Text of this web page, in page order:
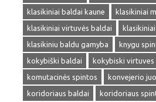
klasikiniai baldai kaune
klasikiniai
klasikiniai virtuvės baldai
klasikiniu baldu gamyba
knygu
kokybiški baldai
kokybiski virtuves
komutacinės spintos
konvejerio
koridoriaus baldai
koridoriaus